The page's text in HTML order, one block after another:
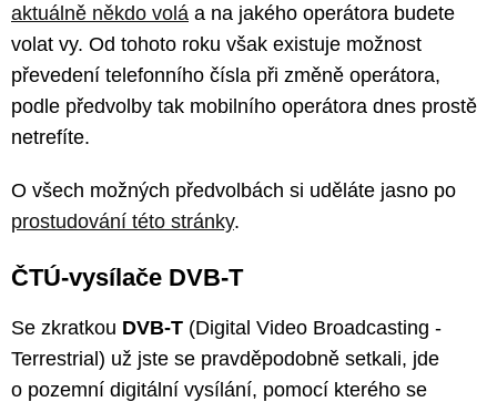
aktuálně někdo volá a na jakého operátora budete
volat vy. Od tohoto roku však existuje možnost
převedení telefonního čísla při změně operátora,
podle předvolby tak mobilního operátora dnes prostě
netrefíte.
O všech možných předvolbách si uděláte jasno po
prostudování této stránky.
ČTÚ-vysílače DVB-T
Se zkratkou DVB-T (Digital Video Broadcasting -
Terrestrial) už jste se pravděpodobně setkali, jde
o pozemní digitální vysílání, pomocí kterého se